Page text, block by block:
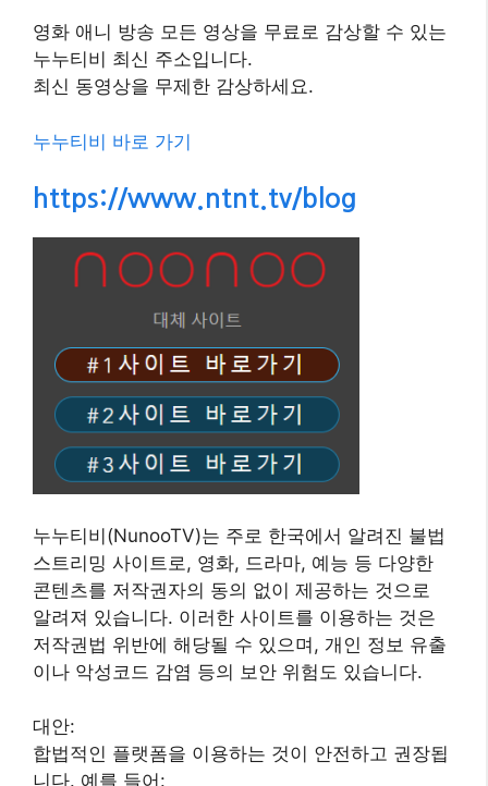
영화 애니 방송 모든 영상을 무료로 감상할 수 있는
누누티비 최신 주소입니다.
최신 동영상을 무제한 감상하세요.
누누티비 바로 가기
https://www.ntnt.tv/blog
누누티비(NunooTV)는 주로 한국에서 알려진 불법
스트리밍 사이트로, 영화, 드라마, 예능 등 다양한
콘텐츠를 저작권자의 동의 없이 제공하는 것으로
알려져 있습니다. 이러한 사이트를 이용하는 것은
저작권법 위반에 해당될 수 있으며, 개인 정보 유출
이나 악성코드 감염 등의 보안 위험도 있습니다.
대안:
합법적인 플랫폼을 이용하는 것이 안전하고 권장됩
니다. 예를 들어: